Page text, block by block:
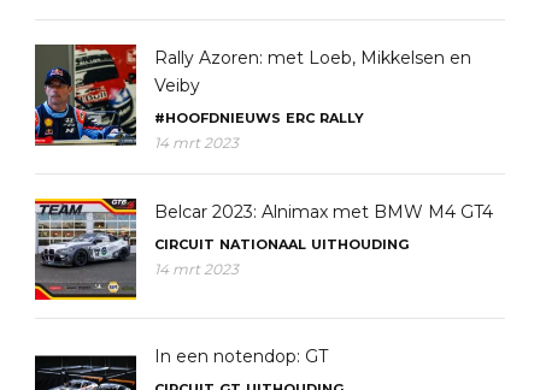
Rally Azoren: met Loeb, Mikkelsen en
Veiby
#HOOFDNIEUWS ERC RALLY
14 mrt 2023
Belcar 2023: Alnimax met BMW M4 GT4
CIRCUIT NATIONAAL UITHOUDING
14 mrt 2023
In een notendop: GT